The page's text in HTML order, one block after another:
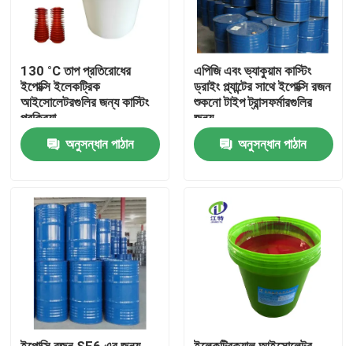
পণ্য
আমাদের সম্পর্কে
কারখানা ভ্রমণ
130 °C তাপ প্রতিরোধের
ইপোক্সি ইলেকট্রিক
আইসোলেটরগুলির জন্য কাস্টিং
প্রক্রিয়া
অনুসন্ধান পাঠান
এপিজি এবং ভ্যাকুয়াম কাস্টিং
ড্রাইং প্ল্যান্টের সাথে ইপোক্সি রজন
শুকনো টাইপ ট্রান্সফর্মারগুলির
জন্য
অনুসন্ধান পাঠান